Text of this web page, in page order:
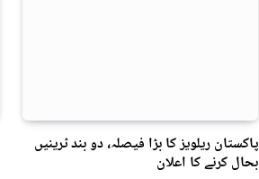
پاکستان ریلویز کا بڑا فیصلہ، دو بند ٹرینیں
بحال کرنے کا اعلان